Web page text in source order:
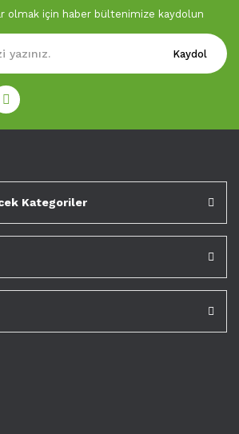
olmak için haber bültenimize kaydolun
Kaydol
Kategoriler